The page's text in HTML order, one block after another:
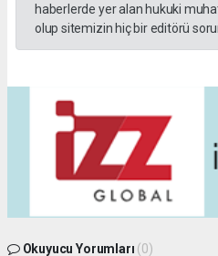
haberlerde yer alan hukuki
olup sitemizin hiç bir editörü
Okuyucu Yorumları (0)